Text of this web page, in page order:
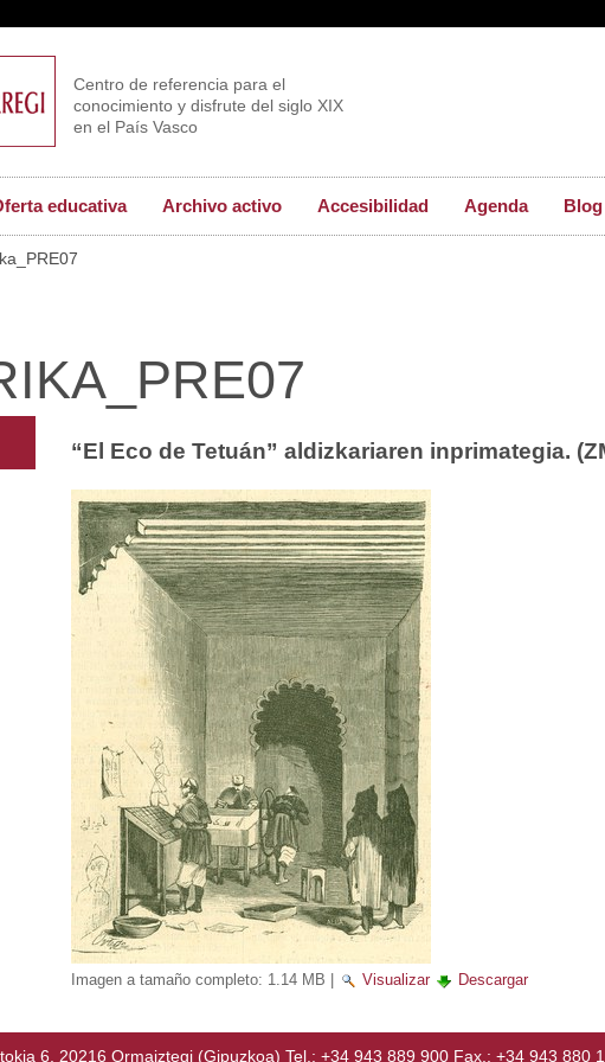
Centro de referencia para el
conocimiento y disfrute del siglo XIX
en el País Vasco
educativa Archivo activo Accesibilidad Agenda Blog
“El Eco de Tetuán” aldizkariaren inprimategia.
Imagen a tamaño completo: 1.14 MB Visualizar Descargar
6, 20216 Ormaiztegi (Gipuzkoa) Tel.: +34 943 889 900 Fax.: +34 943 880